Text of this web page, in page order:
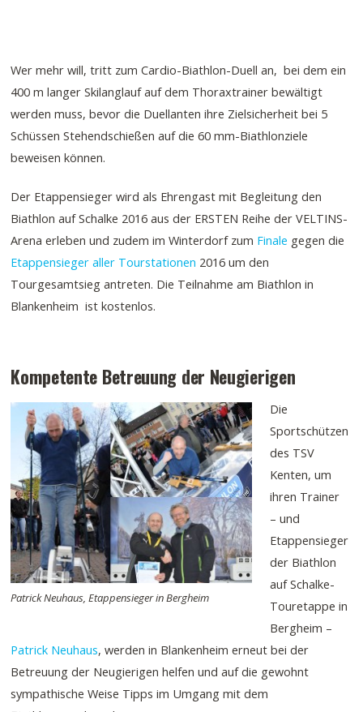
Wer mehr will, tritt zum Cardio-Biathlon-Duell an, bei dem ein
400 m langer Skilanglauf auf dem Thoraxtrainer bewältigt
werden muss, bevor die Duellanten ihre Zielsicherheit bei 5
Schüssen Stehendschießen auf die 60 mm-Biathlonziele
beweisen können.
Der Etappensieger wird als Ehrengast mit Begleitung den
Biathlon auf Schalke 2016 aus der ERSTEN Reihe der VELTINS-
Arena erleben und zudem im Winterdorf zum Finale gegen die
Etappensieger aller Tourstationen 2016 um den
Tourgesamtsieg antreten. Die Teilnahme am Biathlon in
Blankenheim ist kostenlos.
Kompetente Betreuung der Neugierigen
Patrick Neuhaus, Etappensieger in Bergheim
Die
Sportschützen
des TSV
Kenten, um
ihren Trainer
– und
Etappensieger
der Biathlon
auf Schalke-
Touretappe in
Bergheim –
Patrick Neuhaus, werden in Blankenheim erneut bei der
Betreuung der Neugierigen helfen und auf die gewohnt
sympathische Weise Tipps im Umgang mit dem